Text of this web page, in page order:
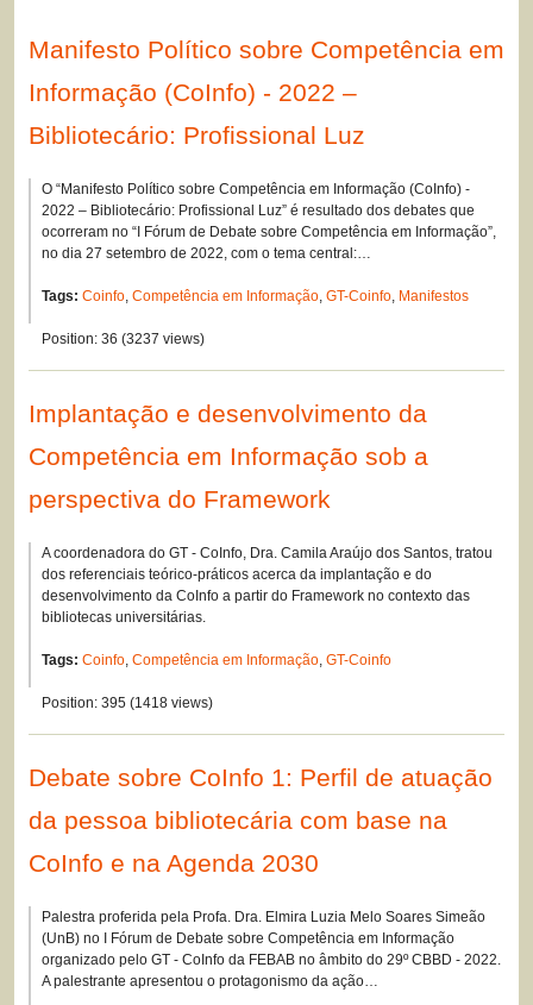
Manifesto Político sobre Competência em
Informação (CoInfo) - 2022 –
Bibliotecário: Profissional Luz
O “Manifesto Político sobre Competência em Informação (CoInfo) -
2022 – Bibliotecário: Profissional Luz” é resultado dos debates que
ocorreram no “I Fórum de Debate sobre Competência em Informação”,
no dia 27 setembro de 2022, com o tema central:…
Tags: Coinfo, Competência em Informação, GT-Coinfo, Manifestos
Position: 36 (3237 views)
Implantação e desenvolvimento da
Competência em Informação sob a
perspectiva do Framework
A coordenadora do GT - CoInfo, Dra. Camila Araújo dos Santos, tratou
dos referenciais teórico-práticos acerca da implantação e do
desenvolvimento da CoInfo a partir do Framework no contexto das
bibliotecas universitárias.
Tags: Coinfo, Competência em Informação, GT-Coinfo
Position: 395 (1418 views)
Debate sobre CoInfo 1: Perfil de atuação
da pessoa bibliotecária com base na
CoInfo e na Agenda 2030
Palestra proferida pela Profa. Dra. Elmira Luzia Melo Soares Simeão
(UnB) no I Fórum de Debate sobre Competência em Informação
organizado pelo GT - CoInfo da FEBAB no âmbito do 29º CBBD - 2022.
A palestrante apresentou o protagonismo da ação…